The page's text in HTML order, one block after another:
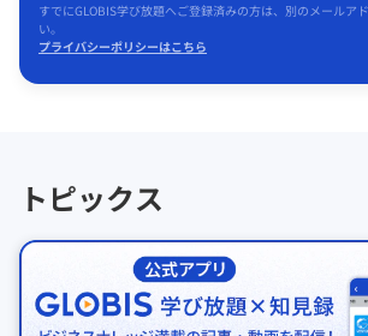
すでにGLOBIS学び放題へご登録済みの方は、別のメールア
い。
プライバシーポリシーはこちら
トピックス